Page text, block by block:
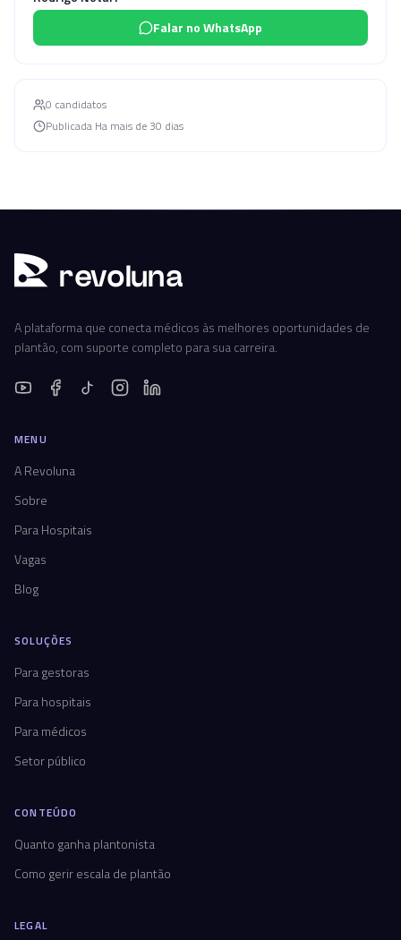
Falar no WhatsApp
0 candidatos
Publicada Ha mais de 30 dias
revoluna
A plataforma que conecta médicos às melhores oportunidades de
plantão, com suporte completo para sua carreira.
MENU
A Revoluna
Sobre
Para Hospitais
Vagas
Blog
SOLUÇÕES
Para gestoras
Para hospitais
Para médicos
Setor público
CONTEÚDO
Quanto ganha plantonista
Como gerir escala de plantão
LEGAL